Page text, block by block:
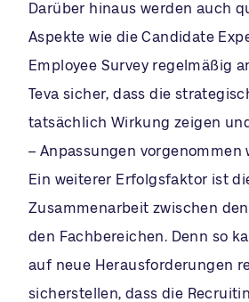
Darüber hinaus werden auch
Aspekte wie die Candidate
Employee Survey regelmäßig
Teva sicher, dass die
tatsächlich Wirkung zeigen
– Anpassungen vorgenommen
Ein weiterer Erfolgsfaktor ist
Zusammenarbeit zwischen den
den Fachbereichen. Denn so
auf neue Herausforderungen
sicherstellen, dass die